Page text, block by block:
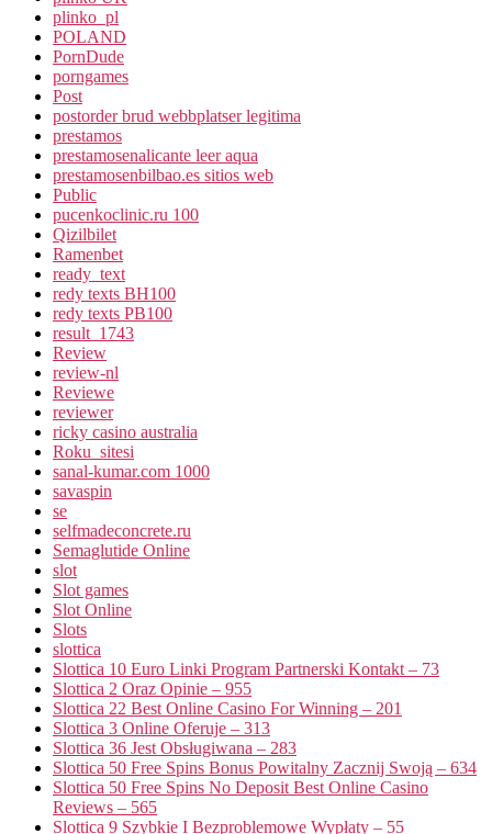
plinko_pl
POLAND
PornDude
porngames
Post
postorder brud webbplatser legitima
prestamos
prestamosenalicante leer aqua
prestamosenbilbao.es sitios web
Public
pucenkoclinic.ru 100
Qizilbilet
Ramenbet
ready_text
redy texts BH100
redy texts PB100
result_1743
Review
review-nl
Reviewe
reviewer
ricky casino australia
Roku_sitesi
sanal-kumar.com 1000
savaspin
se
selfmadeconcrete.ru
Semaglutide Online
slot
Slot games
Slot Online
Slots
slottica
Slottica 10 Euro Linki Program Partnerski Kontakt – 73
Slottica 2 Oraz Opinie – 955
Slottica 22 Best Online Casino For Winning – 201
Slottica 3 Online Oferuje – 313
Slottica 36 Jest Obsługiwana – 283
Slottica 50 Free Spins Bonus Powitalny Zacznij Swoją – 634
Slottica 50 Free Spins No Deposit Best Online Casino
Reviews – 565
Slottica 9 Szybkie I Bezproblemowe Wypłaty – 55